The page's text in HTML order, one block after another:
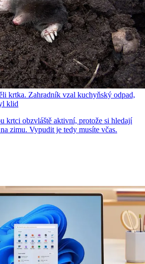
krtka. Zahradník vzal kuchyňský odpad,
klid
krtci obzvláště aktivní, protože si hledají
zimu. Vypudit je tedy musíte včas.